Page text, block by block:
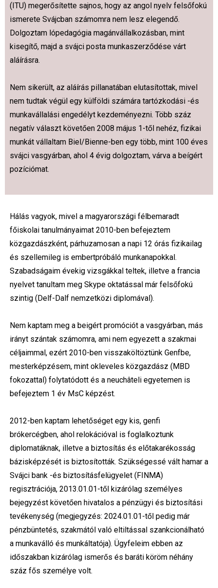
(ITU) megerősítette sajnos, hogy az angol nyelv felsőfokú
ismerete Svájcban számomra nem lesz elegendő.
Dolgoztam lópedagógia magánvállalkozásban, mint
kisegítő, majd a svájci posta munkaszerződése várt
aláírásra.
Nem sikerült, az aláírás pillanatában elutasítottak, mivel
nem tudtak végül egy külföldi számára tartózkodási -és
munkavállalási engedélyt kezdeményezni. Több száz
negatív választ követően 2008 május 1-től nehéz, fizikai
munkát vállaltam Biel/Bienne-ben egy több, mint 100 éves
svájci vasgyárban, ahol 4 évig dolgoztam, várva a beígért
pozíciómat.
Hálás vagyok, mivel a magyarországi félbemaradt
főiskolai tanulmányaimat 2010-ben befejeztem
közgazdászként, párhuzamosan a napi 12 órás fizikailag
és szellemileg is embertpróbáló munkanapokkal.
Szabadságaim évekig vizsgákkal teltek, illetve a francia
nyelvet tanultam meg Skype oktatással már felsőfokú
szintig (Delf-Dalf nemzetközi diplomával).
Nem kaptam meg a beigért promóciót a vasgyárban, más
irányt szántak számomra, ami nem egyezett a szakmai
céljaimmal, ezért 2010-ben visszaköltöztünk Genfbe,
mesterképzésem, mint okleveles közgazdász (MBD
fokozattal) folytatódott és a neuchâteli egyetemen is
befejeztem 1 év MsC képzést.
2012-ben kaptam lehetőséget egy kis, genfi
brókercégben, ahol relokációval is foglalkoztunk
diplomatáknak, illetve a biztosítás és előtakarékosság
bázisképzését is biztosították. Szükségessé vált hamar a
Svájci bank -és biztosításfelügyelet (FINMA)
regisztrációja, 2013.01.01-től kizárólag személyes
bejegyzést követően hivatalos a pénzügyi és biztosítási
tevékenység (megjegyzés: 2024.01.01-től pedig már
pénzbüntetés, szakmától való eltiltással szankcionálható
a munkaválló és munkáltatója). Ügyfeleim ebben az
időszakban kizárólag ismerős és baráti köröm néhány
száz fős személye volt.